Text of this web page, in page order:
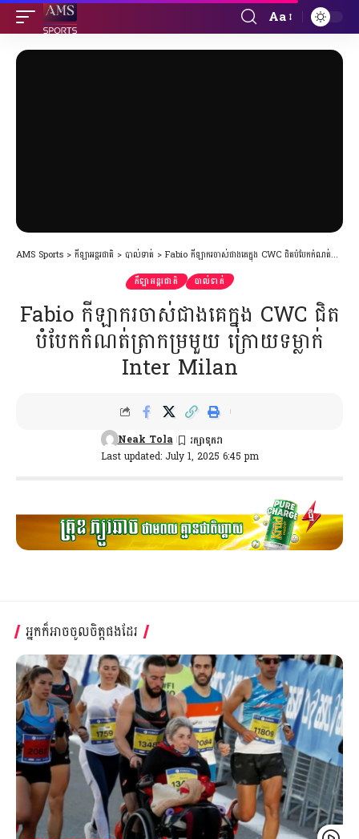
Font
Resizer
Aa
AMS Sports > កីឡាអន្តរជាតិ > បាល់ទាត់ > Fabio កីឡាករចាស់ជាងគេក្នុង CWC ជិតបំបែកកំណត់ត្រាកម្រមួយ ក្រោយទម្លាក់ Inter Milan
កីឡាអន្តរជាតិ បាល់ទាត់
Fabio កីឡាករចាស់ជាងគេក្នុង CWC ជិត
បំបែកកំណត់ត្រាកម្រមួយ ក្រោយទម្លាក់
Inter Milan
Last updated: July 1, 2025 6:45 pm
Neak Tola
អ្នកក៏អាចចូលចិត្តផងដែរ